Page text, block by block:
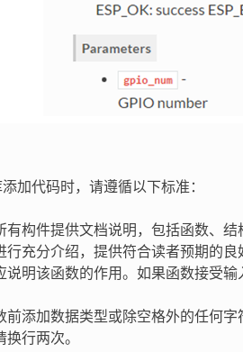
加代码时，请遵循以下标准：
有构件提供文档说明，包括函数、
行充分介绍，提供符合读者预期的良
说明该函数的作用。如果函数接受
前添加数据类型或除空格外的任何
行两次。